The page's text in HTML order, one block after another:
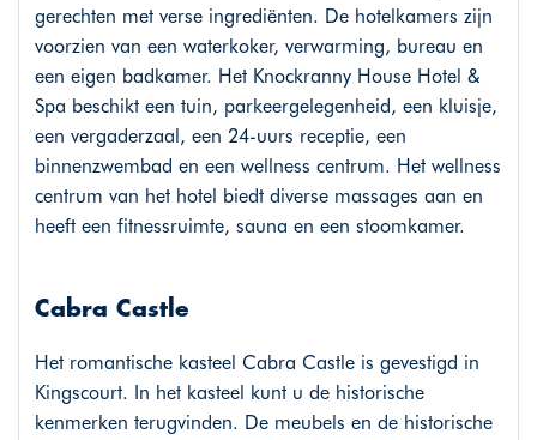
gerechten met verse ingrediënten. De hotelkamers zijn
voorzien van een waterkoker, verwarming, bureau en
een eigen badkamer. Het Knockranny House Hotel &
Spa beschikt een tuin, parkeergelegenheid, een kluisje,
een vergaderzaal, een 24-uurs receptie, een
binnenzwembad en een wellness centrum. Het wellness
centrum van het hotel biedt diverse massages aan en
heeft een fitnessruimte, sauna en een stoomkamer.
Cabra Castle
Het romantische kasteel Cabra Castle is gevestigd in
Kingscourt. In het kasteel kunt u de historische
kenmerken terugvinden. De meubels en de historische